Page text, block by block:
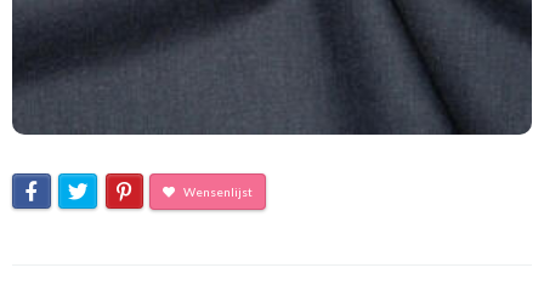
Wensenlijst